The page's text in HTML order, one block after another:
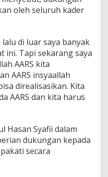
oleh seluruh kader
di luar saya banyak
ini. Tapi sekarang saya
AARS kita
AARS insyaallah
direalisasikan. Kita
AARS dan kita harus
Hasan Syafii dalam
dukungan kepada
secara